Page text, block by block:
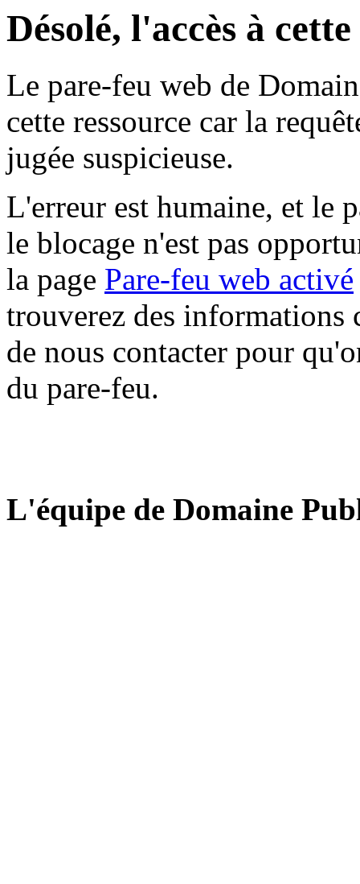
Désolé, l'accès à
Le pare-feu web de
cette ressource car la
jugée suspicieuse.
L'erreur est humaine, et le
le blocage n'est pas
la page Pare-feu web activé
trouverez des informations
de nous contacter pour
du pare-feu.
L'équipe de Domaine